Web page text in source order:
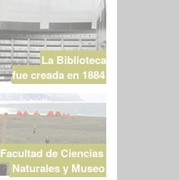
La Biblioteca
fue creada en 1884
Facultad de Ciencias
Naturales y Museo